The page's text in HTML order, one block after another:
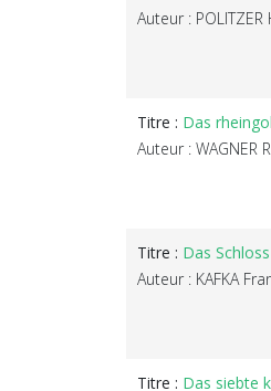
Auteur : POLITZER
Titre : Das
Auteur : WAGNER
Titre : Das
Auteur : KAFKA
Titre : Das siebte